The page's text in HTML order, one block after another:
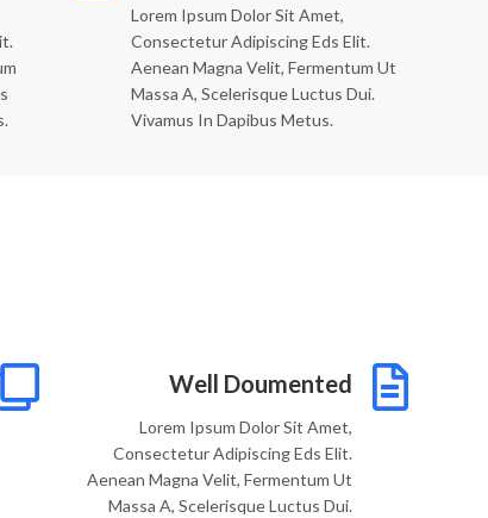
Lorem Ipsum Dolor Sit Amet,
Consectetur Adipiscing Eds Elit.
Aenean Magna Velit, Fermentum Ut
Massa A, Scelerisque Luctus Dui.
Vivamus In Dapibus Metus.
Well Doumented
Lorem Ipsum Dolor Sit Amet,
Consectetur Adipiscing Eds Elit.
Aenean Magna Velit, Fermentum Ut
Massa A, Scelerisque Luctus Dui.